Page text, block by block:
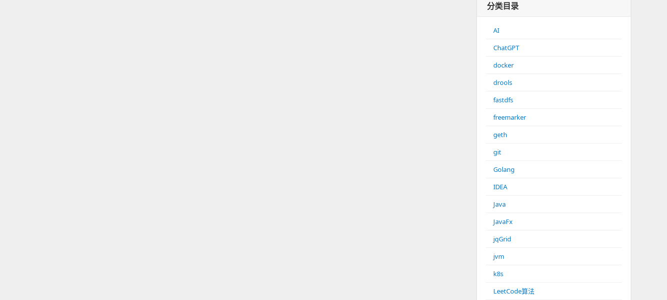
分类目录
AI
ChatGPT
docker
drools
fastdfs
freemarker
geth
git
Golang
IDEA
Java
JavaFx
jqGrid
jvm
k8s
LeetCode算法